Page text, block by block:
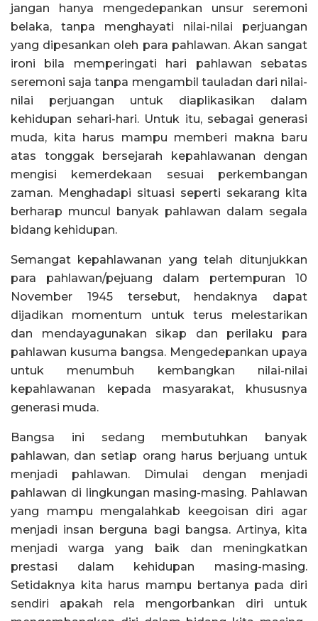
jangan hanya mengedepankan unsur seremoni
belaka, tanpa menghayati nilai-nilai perjuangan
yang dipesankan oleh para pahlawan. Akan sangat
ironi bila memperingati hari pahlawan sebatas
seremoni saja tanpa mengambil tauladan dari nilai-
nilai perjuangan untuk diaplikasikan dalam
kehidupan sehari-hari. Untuk itu, sebagai generasi
muda, kita harus mampu memberi makna baru
atas tonggak bersejarah kepahlawanan dengan
mengisi kemerdekaan sesuai perkembangan
zaman. Menghadapi situasi seperti sekarang kita
berharap muncul banyak pahlawan dalam segala
bidang kehidupan.
Semangat kepahlawanan yang telah ditunjukkan
para pahlawan/pejuang dalam pertempuran 10
November 1945 tersebut, hendaknya dapat
dijadikan momentum untuk terus melestarikan
dan mendayagunakan sikap dan perilaku para
pahlawan kusuma bangsa. Mengedepankan upaya
untuk menumbuh kembangkan nilai-nilai
kepahlawanan kepada masyarakat, khususnya
generasi muda.
Bangsa ini sedang membutuhkan banyak
pahlawan, dan setiap orang harus berjuang untuk
menjadi pahlawan. Dimulai dengan menjadi
pahlawan di lingkungan masing-masing. Pahlawan
yang mampu mengalahkab keegoisan diri agar
menjadi insan berguna bagi bangsa. Artinya, kita
menjadi warga yang baik dan meningkatkan
prestasi dalam kehidupan masing-masing.
Setidaknya kita harus mampu bertanya pada diri
sendiri apakah rela mengorbankan diri untuk